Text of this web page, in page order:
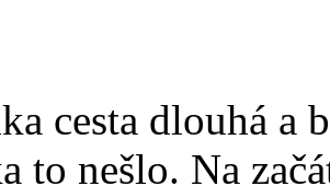
cesta dlouhá a
to nešlo. Na